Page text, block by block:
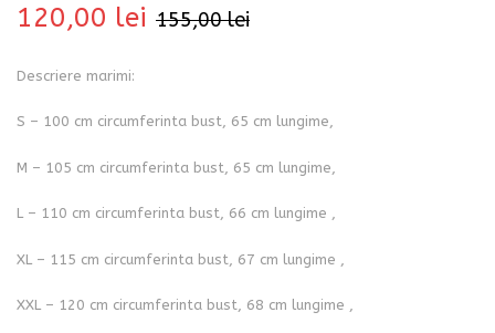
155,00lei
120,00 lei
Descriere marimi:
S – 100 cm circumferinta bust, 65 cm lungime,
M – 105 cm circumferinta bust, 65 cm lungime,
L – 110 cm circumferinta bust, 66 cm lungime ,
XL – 115 cm circumferinta bust, 67 cm lungime ,
XXL – 120 cm circumferinta bust, 68 cm lungime ,